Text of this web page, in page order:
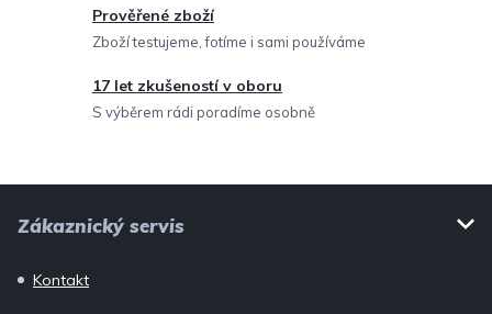
y
v
ý
Prověřené zboží
Zboží testujeme, fotíme i sami používáme
17 let zkušeností v oboru
S výběrem rádi poradíme osobně
Zákaznický servis
Kontakt